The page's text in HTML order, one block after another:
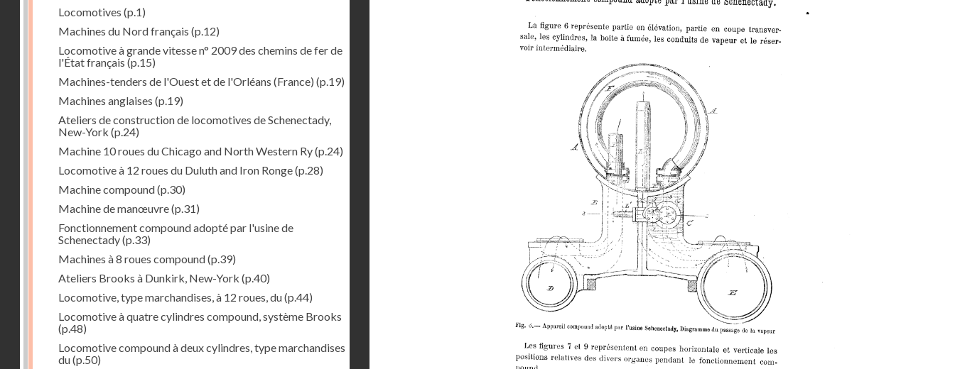
Locomotives (p.1)
Machines du Nord français (p.12)
Locomotive à grande vitesse n° 2009 des chemins de fer de
l'État français (p.15)
Machines-tenders de l'Ouest et de l'Orléans (France) (p.19)
Machines anglaises (p.19)
Ateliers de construction de locomotives de Schenectady,
New-York (p.24)
Machine 10 roues du Chicago and North Western Ry(p.24)
Locomotive à 12 roues du Duluth and Iron Ronge(p.28)
Machine compound(p.30)
Machine de manœuvre(p.31)
Fonctionnement compound adopté par l'usine de
Schenectady(p.33)
Machines à 8 roues compound(p.39)
Ateliers Brooks à Dunkirk, New-York (p.40)
Locomotive, type marchandises, à 12 roues, du(p.44)
Locomotive à quatre cylindres compound, système Brooks
(p.48)
Locomotive compound à deux cylindres, type marchandises
du(p.50)